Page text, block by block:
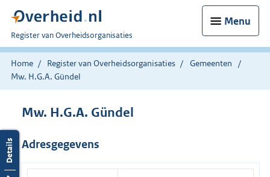
Menu
U
bent
nu
hier:
Register van Overheidsorganisaties
Home Register van Overheidsorganisaties
Gemeenten
Mw. H.G.A. Gündel
Mw. H.G.A. Gündel
Adresgegevens